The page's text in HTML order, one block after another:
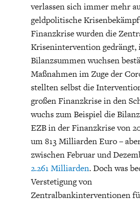
UNGLEICHHEIT
MACHT
EUROPA
verlassen sich immer mehr
geldpolitische
Finanzkrise wurden die
Krisenintervention gedrängt,
Bilanzsummen wuchsen
Maßnahmen im Zuge der
stellten selbst die
großen Finanzkrise in den
wuchs zum Beispiel die
EZB in der Finanzkrise von
um 813 Milliarden Euro –
zwischen Februar und
2.261 Milliarden. Doch was
Verstetigung von
Zentralbankinterventionen